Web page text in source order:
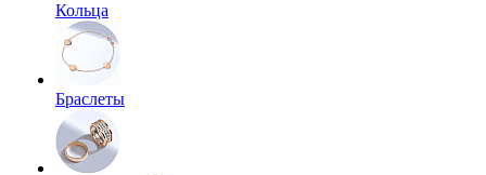
Кольца
Браслеты